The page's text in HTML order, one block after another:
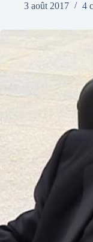
3 août 2017
4